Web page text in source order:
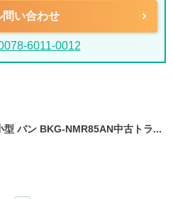
問い合わせ
6011-0012
型 バン BKG-NMR85AN中古トラ...